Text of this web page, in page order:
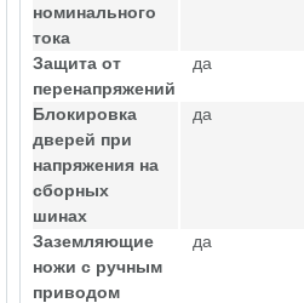
номинального
тока
Защита от
перенапряжений
да
Блокировка
дверей при
напряжения на
сборных
шинах
да
Заземляющие
ножи с ручным
приводом
да